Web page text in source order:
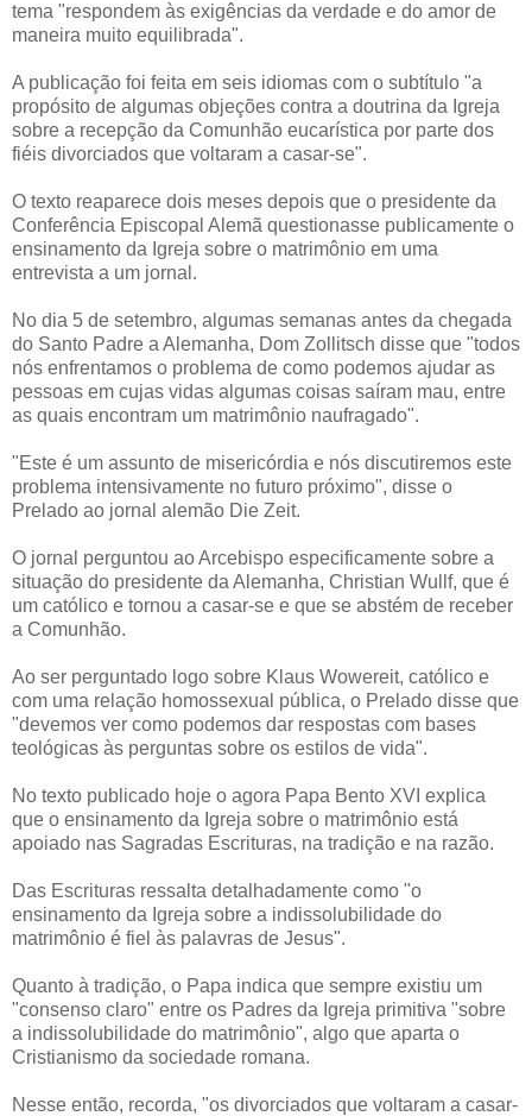
tema "respondem às exigências da verdade e do amor de
maneira muito equilibrada".
A publicação foi feita em seis idiomas com o subtítulo "a
propósito de algumas objeções contra a doutrina da Igreja
sobre a recepção da Comunhão eucarística por parte dos
fiéis divorciados que voltaram a casar-se".
O texto reaparece dois meses depois que o presidente da
Conferência Episcopal Alemã questionasse publicamente o
ensinamento da Igreja sobre o matrimônio em uma
entrevista a um jornal.
No dia 5 de setembro, algumas semanas antes da chegada
do Santo Padre a Alemanha, Dom Zollitsch disse que "todos
nós enfrentamos o problema de como podemos ajudar as
pessoas em cujas vidas algumas coisas saíram mau, entre
as quais encontram um matrimônio naufragado".
"Este é um assunto de misericórdia e nós discutiremos este
problema intensivamente no futuro próximo", disse o
Prelado ao jornal alemão Die Zeit.
O jornal perguntou ao Arcebispo especificamente sobre a
situação do presidente da Alemanha, Christian Wullf, que é
um católico e tornou a casar-se e que se abstém de receber
a Comunhão.
Ao ser perguntado logo sobre Klaus Wowereit, católico e
com uma relação homossexual pública, o Prelado disse que
"devemos ver como podemos dar respostas com bases
teológicas às perguntas sobre os estilos de vida".
No texto publicado hoje o agora Papa Bento XVI explica
que o ensinamento da Igreja sobre o matrimônio está
apoiado nas Sagradas Escrituras, na tradição e na razão.
Das Escrituras ressalta detalhadamente como "o
ensinamento da Igreja sobre a indissolubilidade do
matrimônio é fiel às palavras de Jesus".
Quanto à tradição, o Papa indica que sempre existiu um
"consenso claro" entre os Padres da Igreja primitiva "sobre
a indissolubilidade do matrimônio", algo que aparta o
Cristianismo da sociedade romana.
Nesse então, recorda, "os divorciados que voltaram a casar-